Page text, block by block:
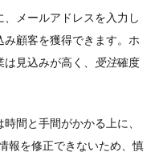
メールアドレスを入力し
顧客を獲得できます。ホ
見込みが高く、
受注確度
間と手間がかかる上に、
報を修正できないため、慎